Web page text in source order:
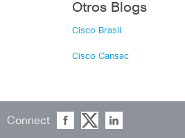
Otros Blogs
Cisco Brasil
Cisco Cansac
Connect